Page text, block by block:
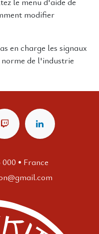
modifier
en charge les signaux
de l'industrie
• France
@gmail.com